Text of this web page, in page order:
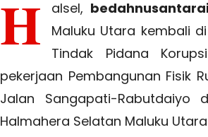
H alsel,
Maluku Utara kembali
Tindak Pidana
pekerjaan Pembangunan Fisik
Jalan Sangapati-Rabutdaiyo
Halmahera Selatan Maluku